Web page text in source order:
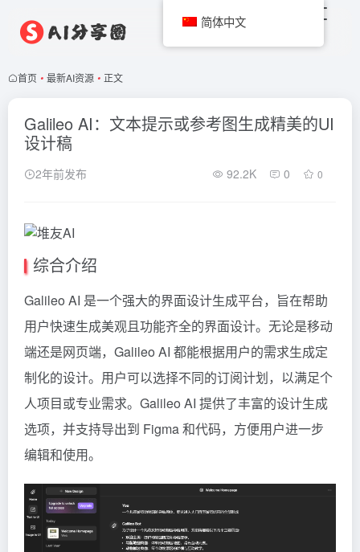
首页 • 最新AI资源 • 正文
Galileo AI：文本提示或参考图生成精美的UI
设计稿
2年前发布 92.2K 0 0
综合介绍
Galileo AI 是一个强大的界面设计生成平台，旨在帮助
用户快速生成美观且功能齐全的界面设计。无论是移动
端还是网页端，Galileo AI 都能根据用户的需求生成定
制化的设计。用户可以选择不同的订阅计划，以满足个
人项目或专业需求。Galileo AI 提供了丰富的设计生成
选项，并支持导出到 Figma 和代码，方便用户进一步
编辑和使用。
简体中文